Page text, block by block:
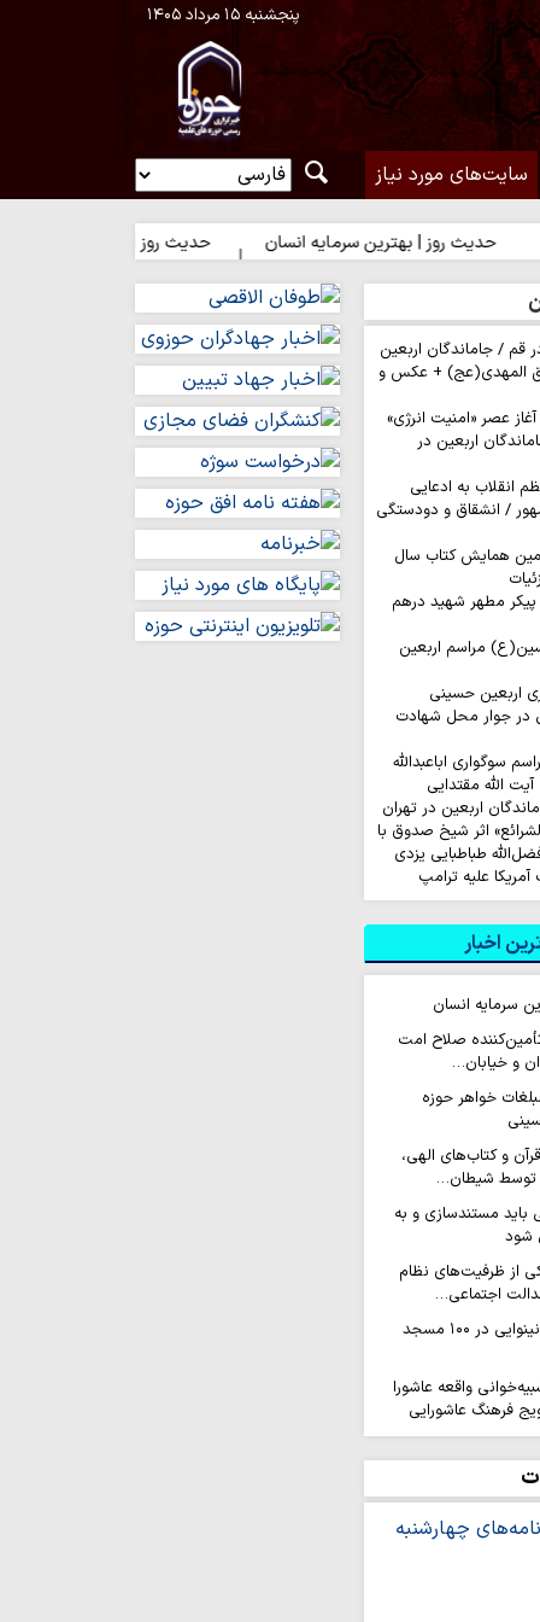
پنجشنبه ۱۵ مرداد ۱۴۰۵
سایت‌های مورد نیاز
| بهترین سرمایه انسان حدیث روز | شکیبایی بر تلخی حق
قم / جاماندگان اربعین
المهدی(عج) + عکس و
عصر «امنیت انرژی»
اربعین در
انقلاب به ادعایی
/ انشقاق و دودستگی
همایش کتاب سال
پیکر مطهر شهید درهم
مراسم اربعین
اربعین حسینی
در جوار محل شهادت
سوگواری اباعبدالله
الله مقتدایی
اربعین در تهران
اثر شیخ صدوق با
طباطبایی یزدی
اخبار
سرمایه انسان
تأمین‌کننده صلاح امت
و خیابان…
خواهر حوزه
و کتاب‌های الهی،
توسط شیطان…
مستندسازی و به
شود
از ظرفیت‌های نظام
اجتماعی…
همایش دختران نینوایی در ۱۰۰ مسجد
واقعه عاشورا
فرهنگ عاشورایی
نخبگان در برابر نسل
شبهات است
خدمت هلال‌احمر به زائران